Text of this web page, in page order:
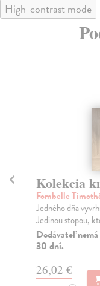
High-contrast mode
Kolekcia
Fombelle
Jedného dňa
Jedinou stopou,
Dodávateľ
30 dní.
26,02 €